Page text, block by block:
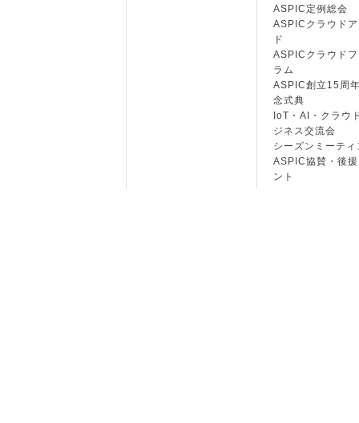
ASPIC定例総会
ASPICクラウド
ド
ASPICクラウド
ラム
ASPIC創立15周
念式典
IoT・AI・クラウ
ジネス交流会
シーズンミーティ
ASPIC協賛・後
ント